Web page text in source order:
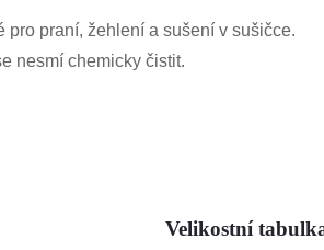
pro praní, žehlení a sušení v sušičce.
nesmí chemicky čistit.
Velikostní